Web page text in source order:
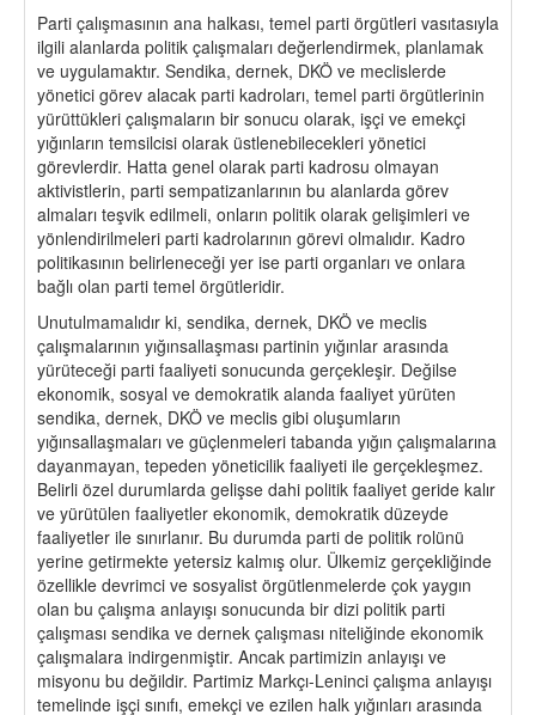
Parti çalışmasının ana halkası, temel parti örgütleri vasıtasıyla
ilgili alanlarda politik çalışmaları değerlendirmek, planlamak
ve uygulamaktır. Sendika, dernek, DKÖ ve meclislerde
yönetici görev alacak parti kadroları, temel parti örgütlerinin
yürüttükleri çalışmaların bir sonucu olarak, işçi ve emekçi
yığınların temsilcisi olarak üstlenebilecekleri yönetici
görevlerdir. Hatta genel olarak parti kadrosu olmayan
aktivistlerin, parti sempatizanlarının bu alanlarda görev
almaları teşvik edilmeli, onların politik olarak gelişimleri ve
yönlendirilmeleri parti kadrolarının görevi olmalıdır. Kadro
politikasının belirleneceği yer ise parti organları ve onlara
bağlı olan parti temel örgütleridir.
Unutulmamalıdır ki, sendika, dernek, DKÖ ve meclis
çalışmalarının yığınsallaşması partinin yığınlar arasında
yürüteceği parti faaliyeti sonucunda gerçekleşir. Değilse
ekonomik, sosyal ve demokratik alanda faaliyet yürüten
sendika, dernek, DKÖ ve meclis gibi oluşumların
yığınsallaşmaları ve güçlenmeleri tabanda yığın çalışmalarına
dayanmayan, tepeden yöneticilik faaliyeti ile gerçekleşmez.
Belirli özel durumlarda gelişse dahi politik faaliyet geride kalır
ve yürütülen faaliyetler ekonomik, demokratik düzeyde
faaliyetler ile sınırlanır. Bu durumda parti de politik rolünü
yerine getirmekte yetersiz kalmış olur. Ülkemiz gerçekliğinde
özellikle devrimci ve sosyalist örgütlenmelerde çok yaygın
olan bu çalışma anlayışı sonucunda bir dizi politik parti
çalışması sendika ve dernek çalışması niteliğinde ekonomik
çalışmalara indirgenmiştir. Ancak partimizin anlayışı ve
misyonu bu değildir. Partimiz Markçı-Leninci çalışma anlayışı
temelinde işçi sınıfı, emekçi ve ezilen halk yığınları arasında